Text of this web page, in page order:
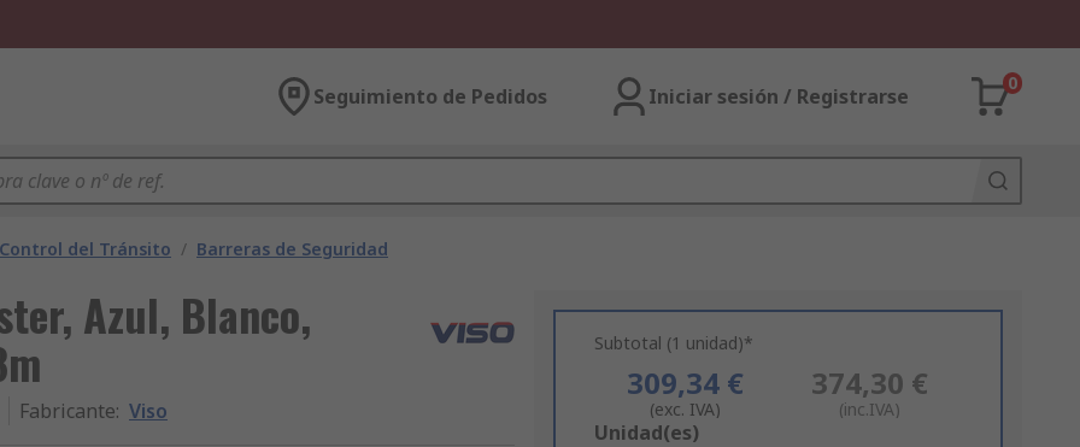
Seguimiento de Pedidos Iniciar sesión / Registrarse
0
del Tránsito / Barreras de Seguridad
Azul, Blanco,
Fabricante: Viso
Subtotal (1 unidad)*
309,34 €
(exc. IVA)
374,30 €
(inc.IVA)
Add
Unidad(es)